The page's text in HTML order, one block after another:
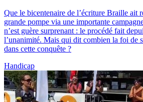
Que le bicentenaire de l’écriture Braille ait
grande pompe via une importante
n’est guère surprenant : le procédé fait
l’unanimité. Mais qui dit combien la foi de
dans cette conquête ?
Handicap